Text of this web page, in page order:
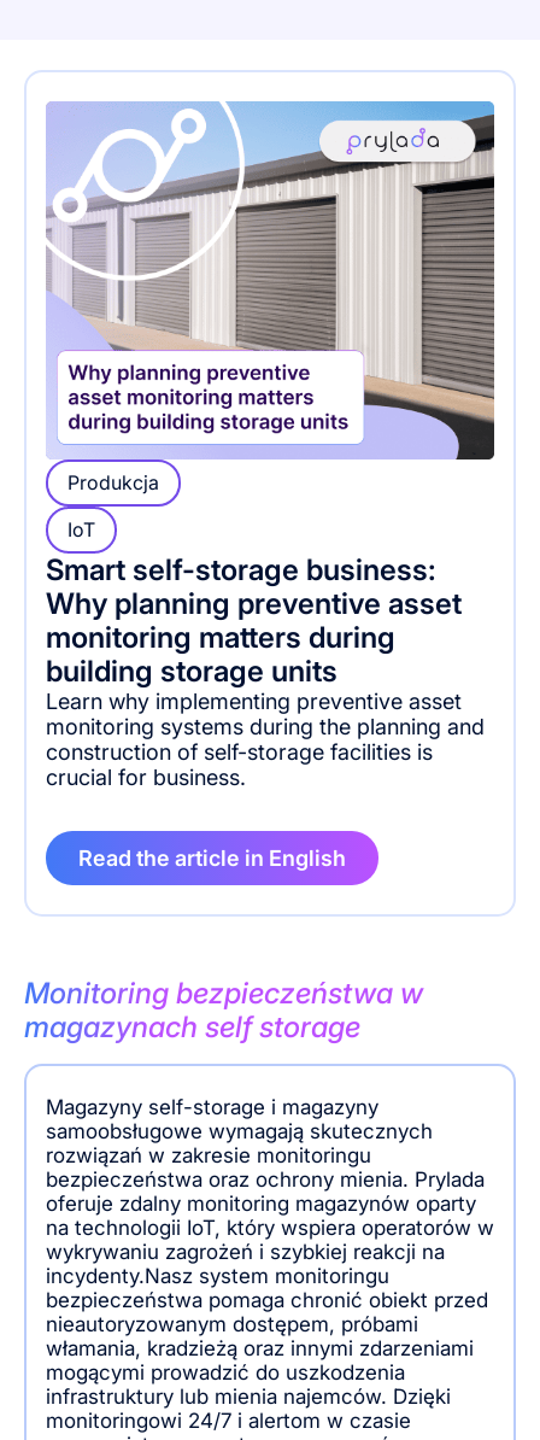
Produkcja
IoT
Smart self-storage business:
Why planning preventive asset
monitoring matters during
building storage units
Learn why implementing preventive asset
monitoring systems during the planning and
construction of self-storage facilities is
crucial for business.
Read the article in English
Monitoring bezpieczeństwa w
magazynach self storage
Magazyny self-storage i magazyny
samoobsługowe wymagają skutecznych
rozwiązań w zakresie monitoringu
bezpieczeństwa oraz ochrony mienia. Prylada
oferuje zdalny monitoring magazynów oparty
na technologii IoT, który wspiera operatorów w
wykrywaniu zagrożeń i szybkiej reakcji na
incydenty.Nasz system monitoringu
bezpieczeństwa pomaga chronić obiekt przed
nieautoryzowanym dostępem, próbami
włamania, kradzieżą oraz innymi zdarzeniami
mogącymi prowadzić do uszkodzenia
infrastruktury lub mienia najemców. Dzięki
monitoringowi 24/7 i alertom w czasie